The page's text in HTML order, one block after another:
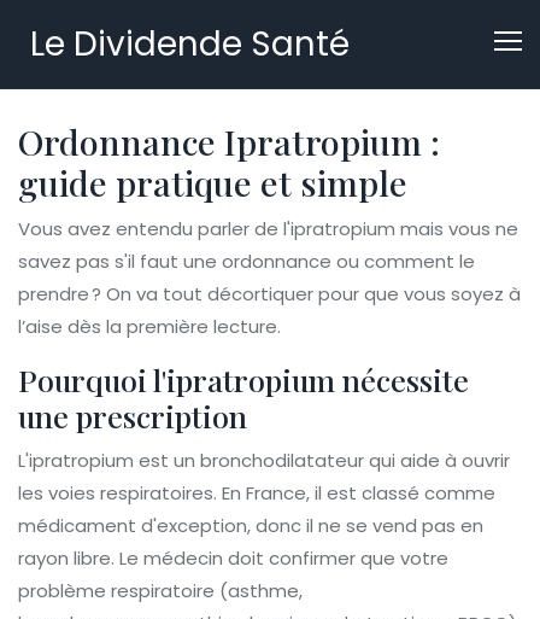
Le Dividende Santé
Ordonnance Ipratropium :
guide pratique et simple
Vous avez entendu parler de l'ipratropium mais vous ne
savez pas s'il faut une ordonnance ou comment le
prendre ? On va tout décortiquer pour que vous soyez à
l’aise dès la première lecture.
Pourquoi l'ipratropium nécessite
une prescription
L'ipratropium est un bronchodilatateur qui aide à ouvrir
les voies respiratoires. En France, il est classé comme
médicament d'exception, donc il ne se vend pas en
rayon libre. Le médecin doit confirmer que votre
problème respiratoire (asthme,